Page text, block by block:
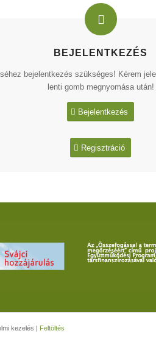
BEJELENTKEZÉS
bejelentkezés szükséges! Kérem
lenti gomb megnyomása után!
Bejelentkezés
Regisztráció
kezelés | Feltöltés